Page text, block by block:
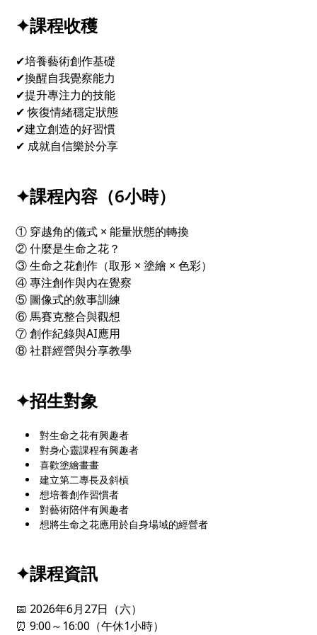
✦課程收穫
✔培養藝術創作基礎
✔換醒自我覺察能力
✔提升專注力的技能
✔ 恢復情緒穩定狀態
✔建立創造的好習慣
✔ 成就自信樂於分享
✦課程內容（6小時）
① 穿越角的儀式 × 能量狀態的轉換
② 什麼是生命之花？
③ 生命之花創作（取形 × 塗繪 × 色彩）
④ 專注創作與內在覺察
⑤ 圖像式的敘事訓練
⑥ 馬賽克整合與觀想
⑦ 創作紀錄與AI應用
⑧ 社群經營與分享教學
✦招生對象
對生命之花有興趣者
對身心靈課程有興趣者
喜歡塗繪畫畫
建立第二專長及斜槓
想培養創作習慣者
對藝術陪伴有興趣者
想將生命之花應用於自身場域的經營者
✦課程資訊
📅 2026年6月27日（六）
⏰ 9:00～16:00（午休1小時）